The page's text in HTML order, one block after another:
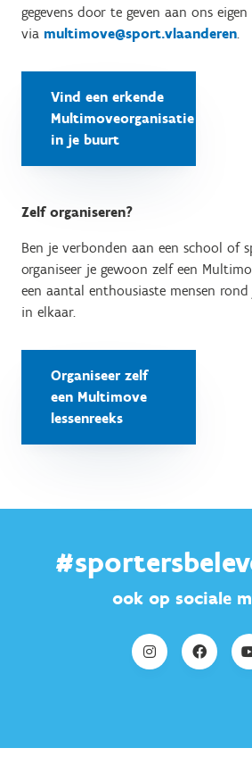
gegevens door te geven aan ons
via multimove@sport.vlaanderen.
Vind een erkende
Multimoveorganisatie
in je buurt
Zelf organiseren?
Ben je verbonden aan een school of
organiseer je gewoon zelf een
een aantal enthousiaste mensen
in elkaar.
Organiseer zelf
een Multimove
lessenreeks
ook op sociale